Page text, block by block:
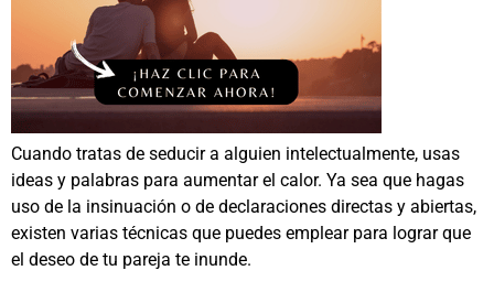
Cuando tratas de seducir a alguien intelectualmente, usas
ideas y palabras para aumentar el calor. Ya sea que hagas
uso de la insinuación o de declaraciones directas y abiertas,
existen varias técnicas que puedes emplear para lograr que
el deseo de tu pareja te inunde.